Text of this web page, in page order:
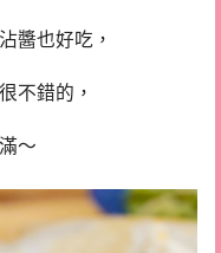
醬也好吃，
不錯的，
～